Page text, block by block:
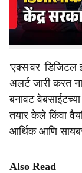
त्यावर युजर्सची
'एक्स'वर 'डिजिटल
अलर्ट जारी करत
बनावट
तयार केले किंवा
आर्थिक आणि
Also Read